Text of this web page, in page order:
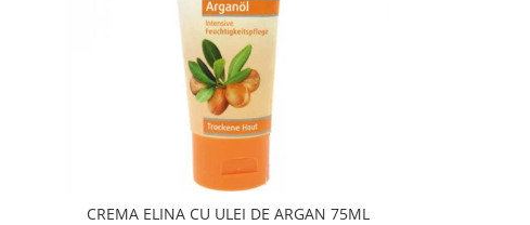
CREMA ELINA CU ULEI DE ARGAN 75ML